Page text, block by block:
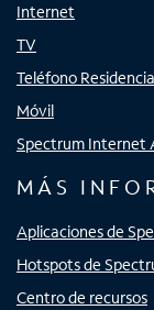
Internet
TV
Teléfono
Móvil
Spectrum Internet
MÁS
Aplicaciones de
Hotspots de
Centro de recursos